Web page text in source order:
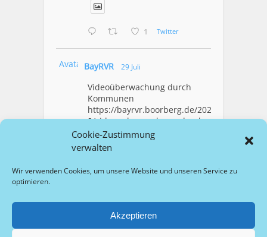
Cookie-Zustimmung
verwalten
Wir verwenden Cookies, um unsere Website und unseren Service zu
optimieren.
Akzeptieren
1 Twitter
Avatar BayRVR 29 Juli
Videoüberwachung durch
Kommunen
https://bayrvr.boorberg.de/2026/07/2
9/videoueberwachung-durch-
kommunen/
1 Twitter